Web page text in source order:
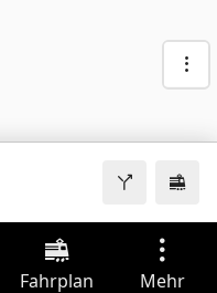
Fahrplan Mehr